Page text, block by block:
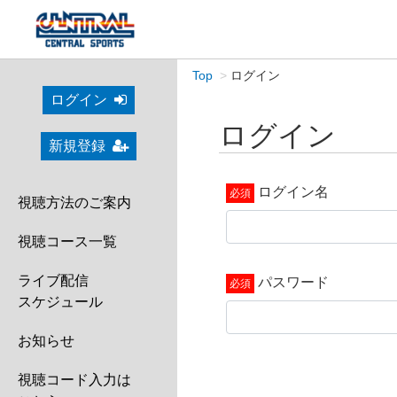
ログイン
新規登録
視聴方法のご案内
視聴コース一覧
ライブ配信
スケジュール
お知らせ
視聴コード入力は
Top ログイン
ログイン
ログイン名
パスワード